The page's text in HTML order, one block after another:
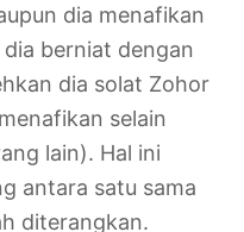
dia menafikan
berniat dengan
dia solat Zohor
selain
lain). Hal ini
antara satu sama
diterangkan.